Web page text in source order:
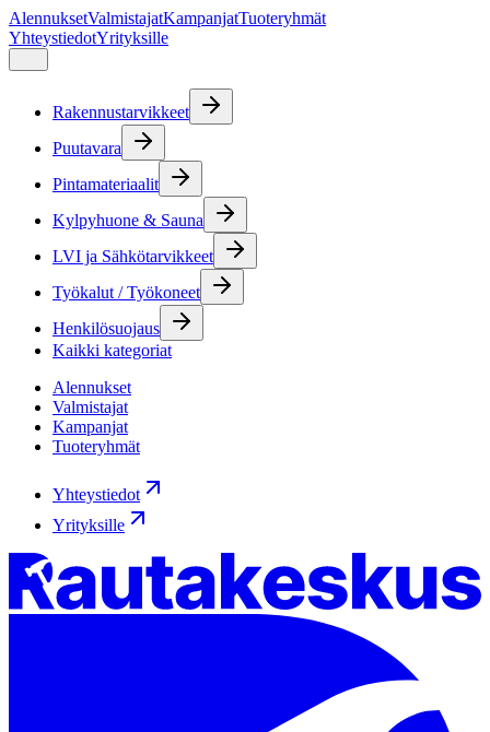
AlennuksetValmistajatKampanjatTuoteryhmät
YhteystiedotYrityksille
Rakennustarvikkeet
Puutavara
Pintamateriaalit
Kylpyhuone & Sauna
LVI ja Sähkötarvikkeet
Työkalut / Työkoneet
Henkilösuojaus
Kaikki kategoriat
Alennukset
Valmistajat
Kampanjat
Tuoteryhmät
Yhteystiedot
Yrityksille